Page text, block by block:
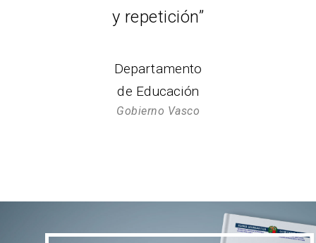
y repetición”
Departamento
de Educación
Gobierno Vasco
Descargar Protocolo Acoso